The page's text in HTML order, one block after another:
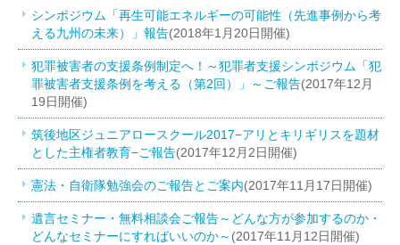
シンポジウム「再生可能エネルギーの可能性（先進事例から考
える九州の未来）」報告(2018年1月20日開催)
犯罪被害者の支援条例制定へ！～犯罪者支援シンポジウム「犯
罪被害者支援条例を考える（第2回）」～ご報告(2017年12月
19日開催)
筑後地区ジュニアロースクール2017−アリとキリギリスを題材
とした主権者教育−ご報告(2017年12月2日開催)
憲法・自衛隊勉強会のご報告とご案内(2017年11月17日開催)
遺言セミナー・無料相談会ご報告～どんな方が参加するのか・
どんなセミナーにすればいいのか～ (2017年11月12日開催)